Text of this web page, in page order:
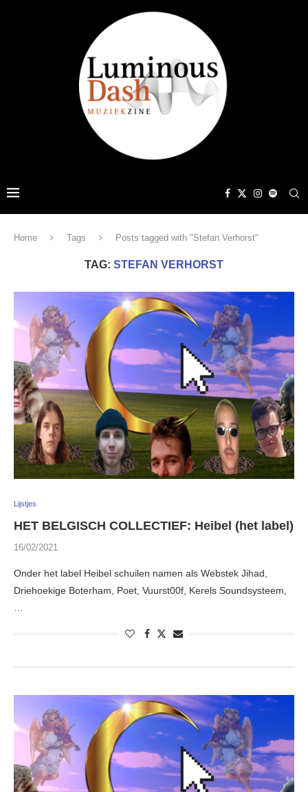
Home Tags Posts tagged with "Stefan Verhorst"
TAG: STEFAN VERHORST
Lijstjes
HET BELGISCH COLLECTIEF: Heibel (het label)
16/02/2021
Onder het label Heibel schuilen namen als Webstek Jihad,
Driehoekige Boterham, Poet, Vuurst00f, Kerels Soundsysteem,
…